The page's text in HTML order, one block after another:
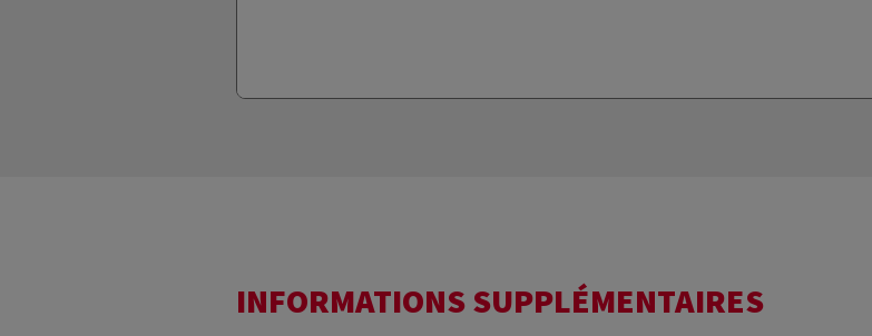
INFORMATIONS SUPPLÉMENTAIRES